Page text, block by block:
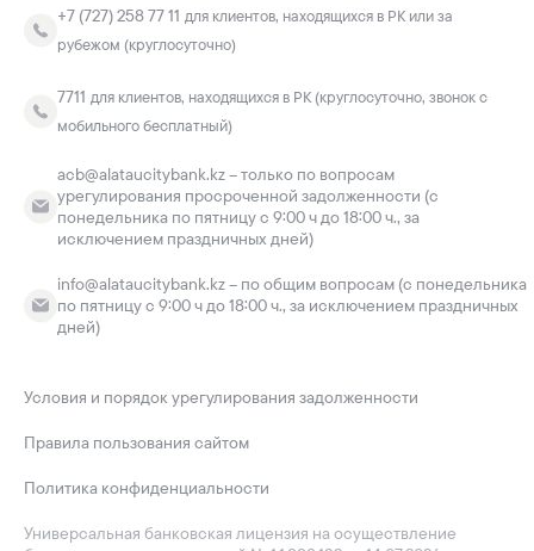
+7 (727) 258 77 11 для клиентов, находящихся в РК или за
рубежом (круглосуточно)
7711 для клиентов, находящихся в РК (круглосуточно, звонок с
мобильного бесплатный)
acb@alataucitybank.kz – только по вопросам
урегулирования просроченной задолженности (с
понедельника по пятницу с 9:00 ч до 18:00 ч., за
исключением праздничных дней)
info@alataucitybank.kz – по общим вопросам (с понедельника
по пятницу с 9:00 ч до 18:00 ч., за исключением праздничных
дней)
Универсальная банковская лицензия на осуществление
Условия и порядок урегулирования задолженности
Правила пользования сайтом
Политика конфиденциальности